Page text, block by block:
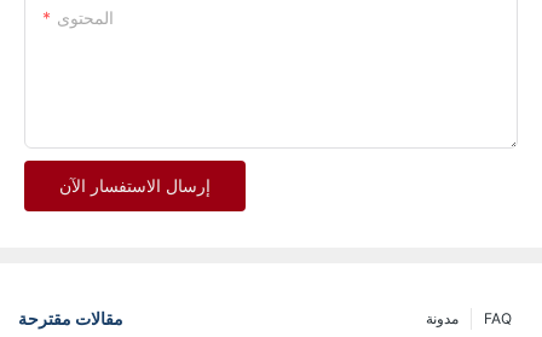
المحتوى
إرسال الاستفسار الآن
مقالات مقترحة FAQ مدونة